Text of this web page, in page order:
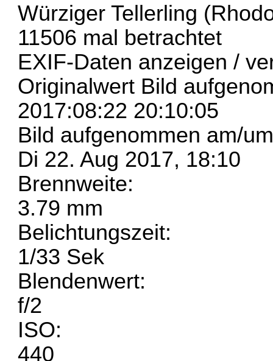
Würziger Tellerling
11506 mal betrachtet
EXIF-Daten anzeigen /
Originalwert Bild
2017:08:22 20:10:05
Bild aufgenommen am/
Di 22. Aug 2017, 18:10
Brennweite:
3.79 mm
Belichtungszeit:
1/33 Sek
Blendenwert:
f/2
ISO:
440